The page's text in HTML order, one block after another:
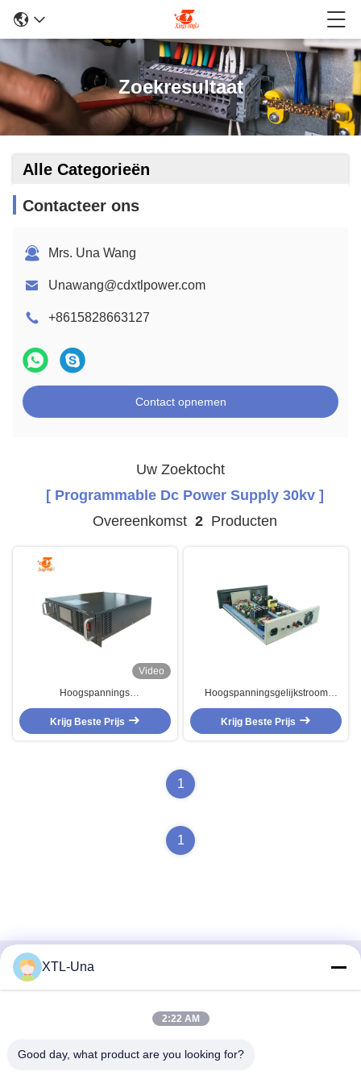
Zoekresultaat
Alle Categorieën
Contacteer ons
Mrs. Una Wang
Unawang@cdxtlpower.com
+8615828663127
Contact opnemen
Uw Zoektocht
[ Programmable Dc Power Supply 30kv ]
Overeenkomst 2Producten
Video
Hoogspannings
Programmeerbare Gelijkstroom
Voeding 30KV
Krijg Beste Prijs
Hoogspanningsgelijkstroom
Voeding 30KV 0.5mA voor
Elektronische Componenten
Krijg Beste Prijs
1
1
Snel contact
Industrieoosten, Xindu, Chengdu-stad, de provincie van
XTL-Una
2:22 AM
Good day, what product are you looking for?